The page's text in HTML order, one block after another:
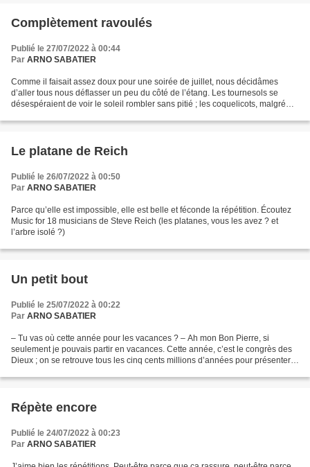
Complètement ravoulés
Publié le 27/07/2022 à 00:44
Par ARNO SABATIER
Comme il faisait assez doux pour une soirée de juillet, nous décidâmes
d’aller tous nous déflasser un peu du côté de l’étang. Les tournesols se
désespéraient de voir le soleil rombler sans pitié ; les coquelicots, malgré
Le platane de Reich
Publié le 26/07/2022 à 00:50
Par ARNO SABATIER
Parce qu’elle est impossible, elle est belle et féconde la répétition. Écoutez
Music for 18 musicians de Steve Reich (les platanes, vous les avez ? et
l’arbre isolé ?)
Un petit bout
Publié le 25/07/2022 à 00:22
Par ARNO SABATIER
– Tu vas où cette année pour les vacances ? – Ah mon Bon Pierre, si
seulement je pouvais partir en vacances. Cette année, c’est le congrès des
Dieux ; on se retrouve tous les cinq cents millions d’années pour présenter
Répète encore
Publié le 24/07/2022 à 00:23
Par ARNO SABATIER